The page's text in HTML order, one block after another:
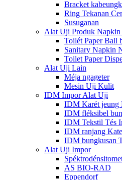
Bracket
Ring Tekanan
Susuganan
Alat Uji Produk Napkin
Toilét Paper Ball
Sanitary Napkin
Toilet Paper
Alat Uji Lain
Méja ngageter
Mesin Uji Kulit
IDM Impor Alat Uji
IDM Karét jeung
IDM fléksibel
IDM Tekstil Tés
IDM ranjang
IDM bungkusan
Alat Uji Impor
AS BIO-RAD
Eppendorf